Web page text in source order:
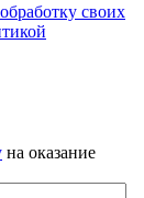
своих
на оказание